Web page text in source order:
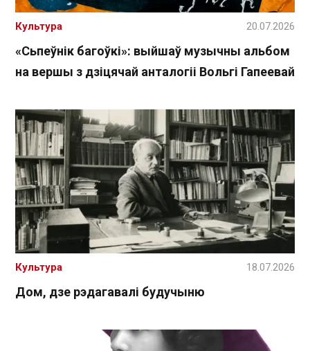
«Сьпеўнік багоўкі»: выйшаў музычны альбом
на вершы з дзіцячай анталогіі Вольгі Гапеевай
Культура 20.07.2026
Дом, дзе рэдагавалі будучыню
Культура 18.07.2026